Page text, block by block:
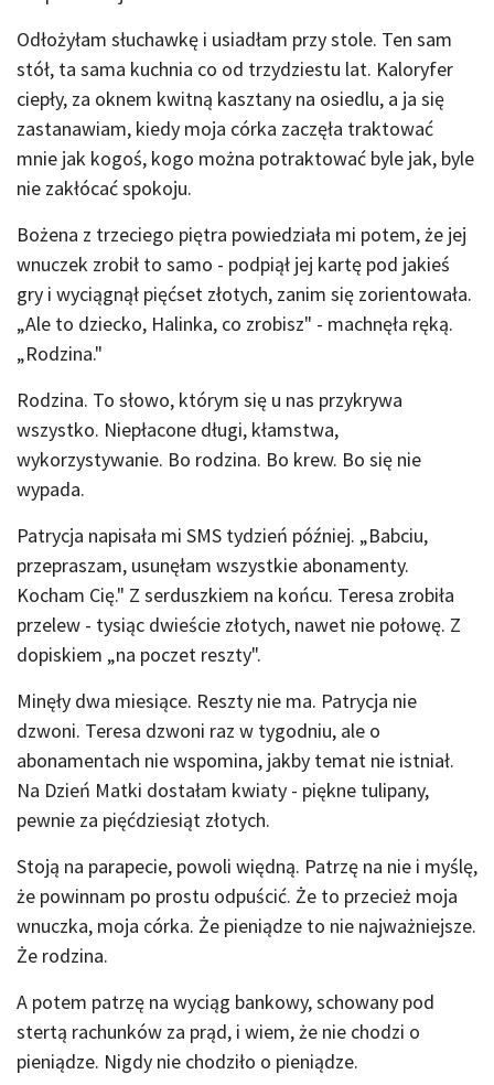
Odłożyłam słuchawkę i usiadłam przy stole. Ten sam
stół, ta sama kuchnia co od trzydziestu lat. Kaloryfer
ciepły, za oknem kwitną kasztany na osiedlu, a ja się
zastanawiam, kiedy moja córka zaczęła traktować
mnie jak kogoś, kogo można potraktować byle jak, byle
nie zakłócać spokoju.
Bożena z trzeciego piętra powiedziała mi potem, że jej
wnuczek zrobił to samo - podpiął jej kartę pod jakieś
gry i wyciągnął pięćset złotych, zanim się zorientowała.
„Ale to dziecko, Halinka, co zrobisz" - machnęła ręką.
„Rodzina."
Rodzina. To słowo, którym się u nas przykrywa
wszystko. Niepłacone długi, kłamstwa,
wykorzystywanie. Bo rodzina. Bo krew. Bo się nie
wypada.
Patrycja napisała mi SMS tydzień później. „Babciu,
przepraszam, usunęłam wszystkie abonamenty.
Kocham Cię." Z serduszkiem na końcu. Teresa zrobiła
przelew - tysiąc dwieście złotych, nawet nie połowę. Z
dopiskiem „na poczet reszty".
Minęły dwa miesiące. Reszty nie ma. Patrycja nie
dzwoni. Teresa dzwoni raz w tygodniu, ale o
abonamentach nie wspomina, jakby temat nie istniał.
Na Dzień Matki dostałam kwiaty - piękne tulipany,
pewnie za pięćdziesiąt złotych.
Stoją na parapecie, powoli więdną. Patrzę na nie i myślę,
że powinnam po prostu odpuścić. Że to przecież moja
wnuczka, moja córka. Że pieniądze to nie najważniejsze.
Że rodzina.
A potem patrzę na wyciąg bankowy, schowany pod
stertą rachunków za prąd, i wiem, że nie chodzi o
pieniądze. Nigdy nie chodziło o pieniądze.